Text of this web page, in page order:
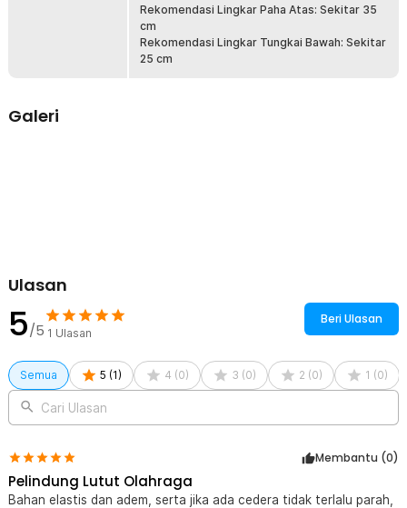
Pelindung lutut fitness ideal untuk gym, jogging, basket, hiking,
bersepeda, dan angkat beban. Membantu menjaga lutut tetap stabil
dan terlindungi selama aktivitas olahraga.
Rincian yang Anda dapatkan untuk pembelian produk ini:
Rekomendasi Lingkar Paha Atas: Sekitar 35
cm
Rekomendasi Lingkar Tungkai Bawah: Sekitar
25 cm
Galeri
Ulasan
5/5 1 Ulasan
Beri Ulasan
Semua 5 (1 ) 4 (0) 3 (0) 2 (0) 1 (0)
Cari Ulasan
Membantu (0)
Pelindung Lutut Olahraga
Bahan elastis dan adem, serta jika ada cedera tidak terlalu parah,